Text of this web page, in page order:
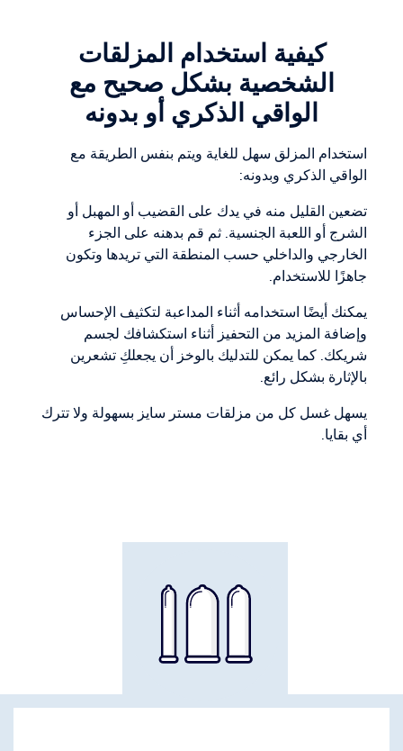
كيفية استخدام المزلقات
الشخصية بشكل صحيح مع
الواقي الذكري أو بدونه
استخدام المزلق سهل للغاية ويتم بنفس الطريقة مع
الواقي الذكري وبدونه:
تضعين القليل منه في يدك على القضيب أو المهبل أو
الشرج أو اللعبة الجنسية. ثم قم بدهنه على الجزء
الخارجي والداخلي حسب المنطقة التي تريدها وتكون
جاهزًا للاستخدام.
يمكنك أيضًا استخدامه أثناء المداعبة لتكثيف الإحساس
وإضافة المزيد من التحفيز أثناء استكشافك لجسم
شريكك. كما يمكن للتدليك بالوخز أن يجعلكِ تشعرين
بالإثارة بشكل رائع.
يسهل غسل كل من مزلقات مستر سايز بسهولة ولا تترك
أي بقايا.